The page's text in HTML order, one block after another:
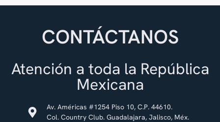
CONTÁCTANOS
Atención a toda la República
Mexicana
Av. Américas #1254 Piso 10, C.P. 44610.
Col. Country Club. Guadalajara, Jalisco, Méx.